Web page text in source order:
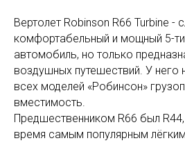
Вертолет Robinson R66 Turbine -
комфортабельный и мощный 5-
автомобиль, но только
воздушных путешествий. У него
всех моделей «Робинсон»
вместимость.
Предшественником R66 был
время самым популярным